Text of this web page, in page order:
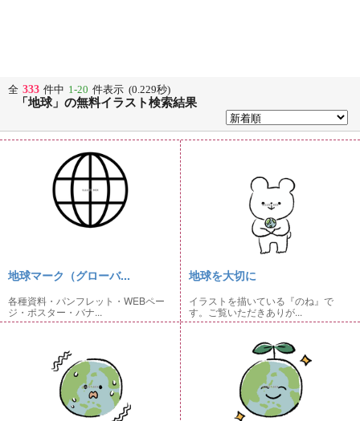
全 333 件中 1-20 件表示 (0.229秒)
「地球」の無料イラスト検索結果
地球マーク（グローバ...
各種資料・パンフレット・WEBペー
ジ・ポスター・バナ...
地球を大切に
イラストを描いている『のね』で
す。ご覧いただきありが...